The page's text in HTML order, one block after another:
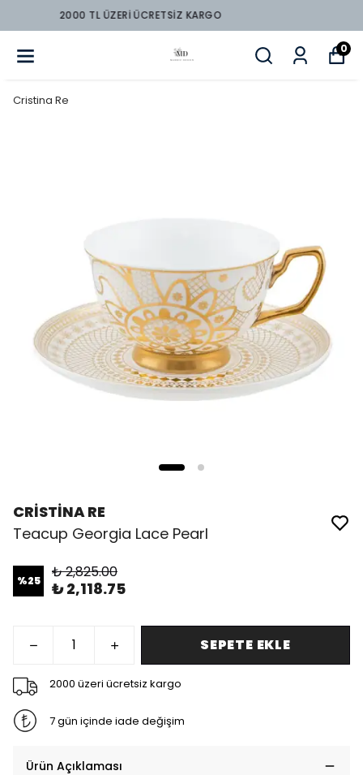
2000 TL ÜZERİ ÜCRETSİZ KARGO
0
Cristina Re
CRİSTİNA RE
Teacup Georgia Lace Pearl
%25 ₺ 2,825.00
₺ 2,118.75
SEPETE EKLE
2000 üzeri ücretsiz kargo
7 gün içinde iade değişim
Ürün Açıklaması